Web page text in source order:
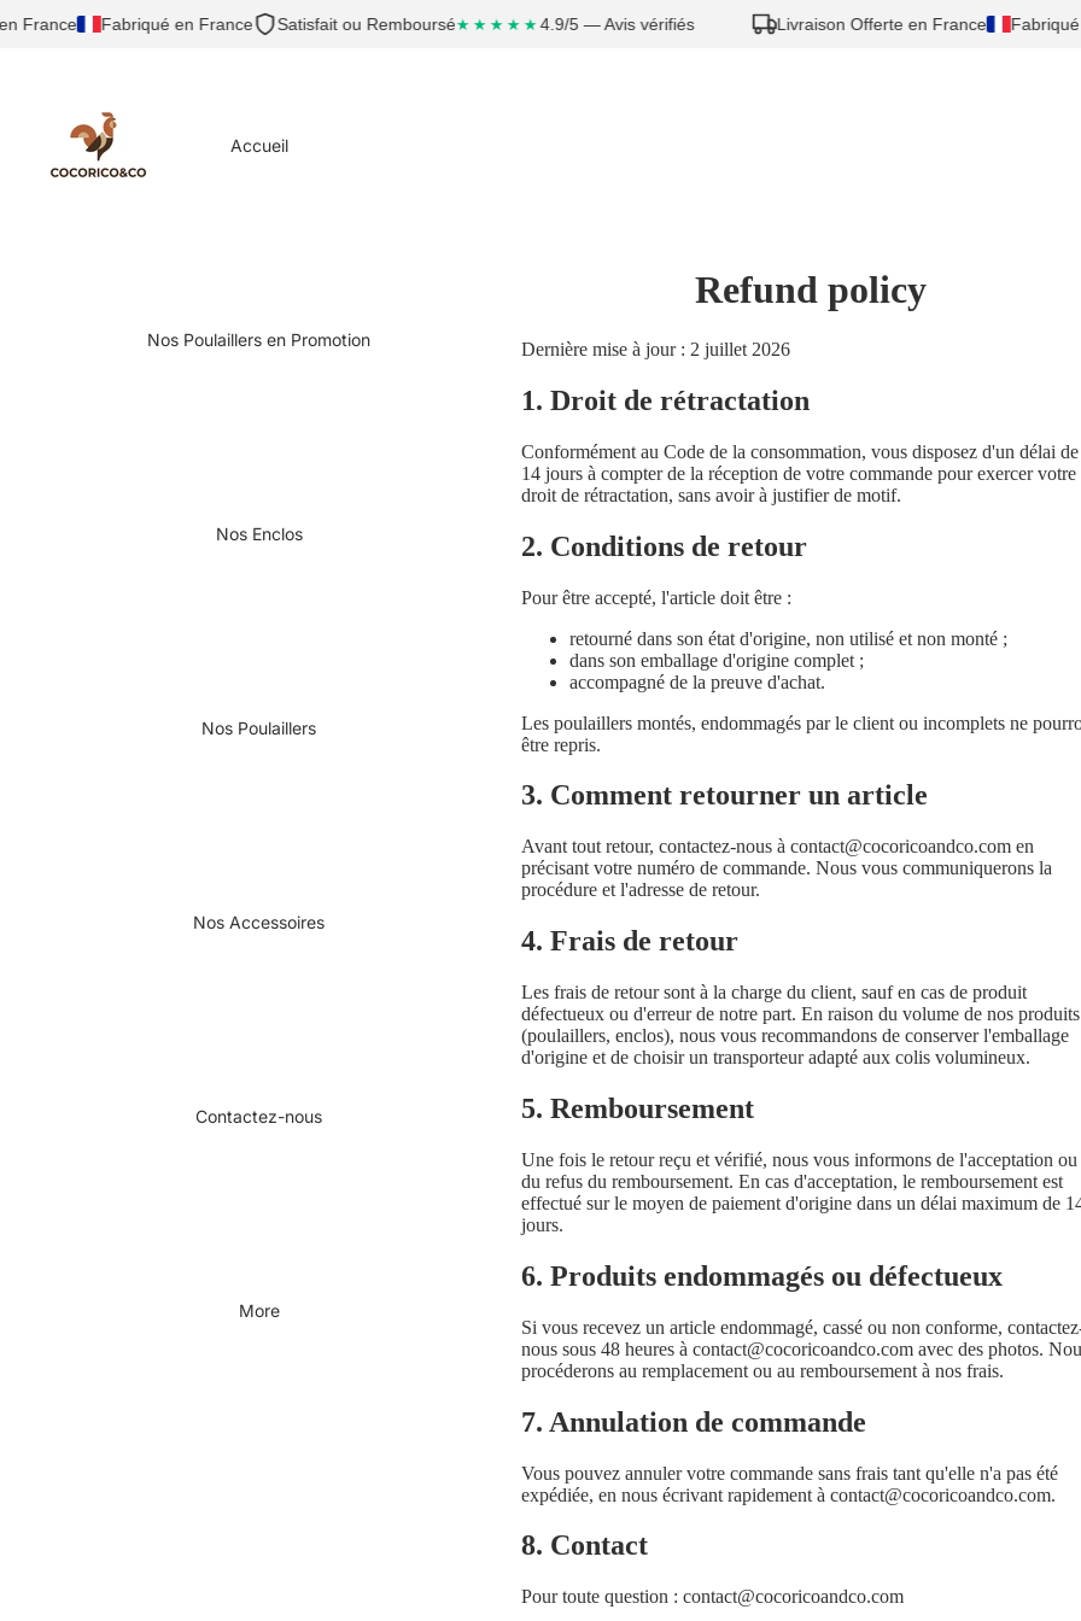
France Fabriqué en France Satisfait ou Remboursé★★★★★4.9/5 — Avis vérifiés Livraison Offerte en France Fabriqué
Accueil
Nos Poulaillers en Promotion
Nos Enclos
Nos Poulaillers
Nos Accessoires
Contactez-nous
More
Refund policy
Dernière mise à jour : 2 juillet 2026
1. Droit de rétractation
Conformément au Code de la consommation, vous disposez d'un délai de
14 jours à compter de la réception de votre commande pour exercer votre
droit de rétractation, sans avoir à justifier de motif.
2. Conditions de retour
Pour être accepté, l'article doit être :
retourné dans son état d'origine, non utilisé et non monté ;
dans son emballage d'origine complet ;
accompagné de la preuve d'achat.
Les poulaillers montés, endommagés par le client ou incomplets ne
être repris.
3. Comment retourner un article
Avant tout retour, contactez-nous à contact@cocoricoandco.com en
précisant votre numéro de commande. Nous vous communiquerons la
procédure et l'adresse de retour.
4. Frais de retour
Les frais de retour sont à la charge du client, sauf en cas de produit
défectueux ou d'erreur de notre part. En raison du volume de nos produits
(poulaillers, enclos), nous vous recommandons de conserver l'emballage
d'origine et de choisir un transporteur adapté aux colis volumineux.
5. Remboursement
Une fois le retour reçu et vérifié, nous vous informons de l'acceptation ou
du refus du remboursement. En cas d'acceptation, le remboursement est
effectué sur le moyen de paiement d'origine dans un délai maximum de
jours.
6. Produits endommagés ou défectueux
Si vous recevez un article endommagé, cassé ou non conforme,
nous sous 48 heures à contact@cocoricoandco.com avec des photos.
procéderons au remplacement ou au remboursement à nos frais.
7. Annulation de commande
Vous pouvez annuler votre commande sans frais tant qu'elle n'a pas été
expédiée, en nous écrivant rapidement à contact@cocoricoandco.com.
8. Contact
Pour toute question : contact@cocoricoandco.com